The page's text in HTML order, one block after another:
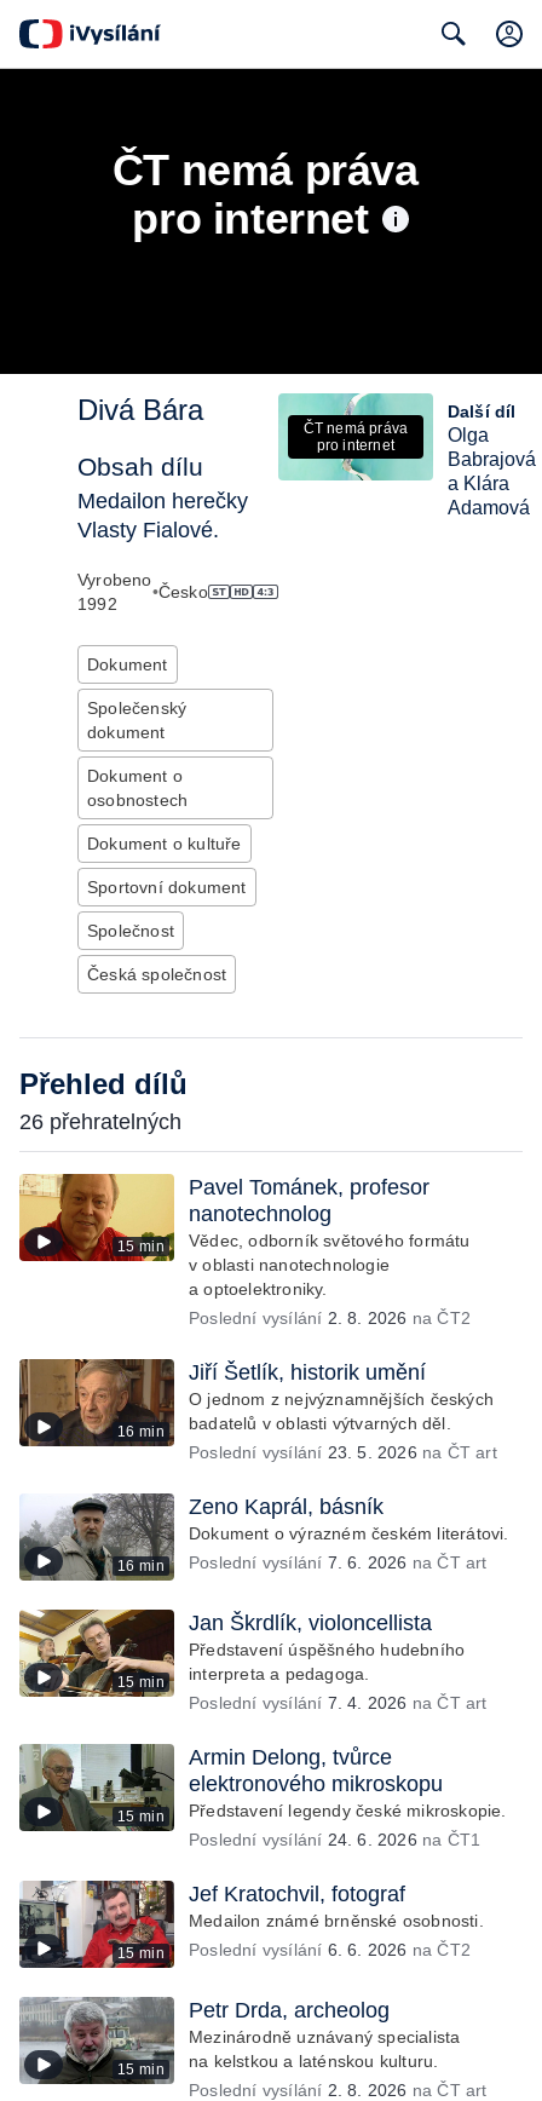
ČT nemá práva
pro internet
Divá Bára
Obsah dílu
Medailon herečky
Vlasty Fialové.
Vyrobeno
1992
•Česko
Dokument
Společenský
dokument
Dokument o
osobnostech
Dokument o kultuře
Sportovní dokument
Společnost
Česká společnost
ČT nemá práva
pro internet
Další díl
Olga
Babrajová
a Klára
Adamová
Přehled dílů
26 přehratelných
15 min
Pavel Tománek, profesor
nanotechnolog
Vědec, odborník světového formátu
v oblasti nanotechnologie
a optoelektroniky.
Poslední vysílání 2. 8. 2026 na ČT2
16 min
Jiří Šetlík, historik umění
O jednom z nejvýznamnějších českých
badatelů v oblasti výtvarných děl.
Poslední vysílání 23. 5. 2026 na ČT art
16 min
Zeno Kaprál, básník
Dokument o výrazném českém literátovi.
Poslední vysílání 7. 6. 2026 na ČT art
15 min
Jan Škrdlík, violoncellista
Představení úspěšného hudebního
interpreta a pedagoga.
Poslední vysílání 7. 4. 2026 na ČT art
15 min
Armin Delong, tvůrce
elektronového mikroskopu
Představení legendy české mikroskopie.
Poslední vysílání 24. 6. 2026 na ČT1
15 min
Jef Kratochvil, fotograf
Medailon známé brněnské osobnosti.
Poslední vysílání 6. 6. 2026 na ČT2
15 min
Petr Drda, archeolog
Mezinárodně uznávaný specialista
na kelstkou a laténskou kulturu.
Poslední vysílání 2. 8. 2026 na ČT art